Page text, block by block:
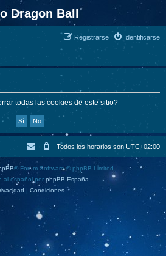
Dragon Ball
Identificarse
Registrarse
todas las cookies de este sitio?
Todos los horarios son UTC+02:00
® Forum Software © phpBB Limited
al español por phpBB España
| Condiciones